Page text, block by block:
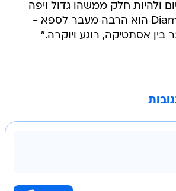
ולהיות חלק ממשהו גדול ויפה
יותר. Diamonds Spa הוא הרבה מעבר לספא -
אסתטיקה, רוגע ויוקרה."